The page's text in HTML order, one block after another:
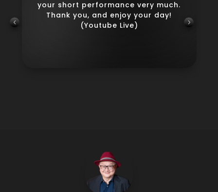
your short performance very much.
Thank you, and enjoy your day!
(Youtube Live)